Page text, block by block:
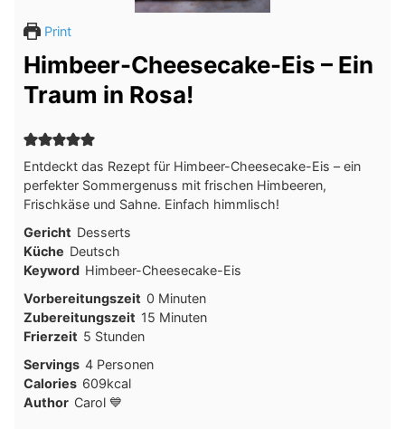
Print
Himbeer-Cheesecake-Eis – Ein
Traum in Rosa!
Entdeckt das Rezept für Himbeer-Cheesecake-Eis – ein
perfekter Sommergenuss mit frischen Himbeeren,
Frischkäse und Sahne. Einfach himmlisch!
Gericht Desserts
Küche Deutsch
Keyword Himbeer-Cheesecake-Eis
Vorbereitungszeit 0Minuten
Minuten
Zubereitungszeit 15Minuten
Minuten
Frierzeit 5Stunden
Stunden
Servings 4 Personen
Calories 609kcal
Author Carol 💙